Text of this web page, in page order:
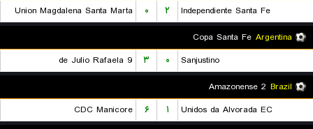
Independiente Santa Fe
۲ ۰
Union Magdalena Santa Marta
Argentina
Copa Santa Fe
Sanjustino
۰ ۳
9 de Julio Rafaela
Brazil
Amazonense 2
Unidos da Alvorada EC
۱ ۶
CDC Manicore